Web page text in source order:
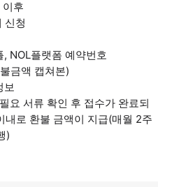
후
신청
NOL플랫폼 예약번호
금액 캡쳐본)
보
요 서류 확인 후 접수가 완료되
내로 환불 금액이 지급(매월 2주
)